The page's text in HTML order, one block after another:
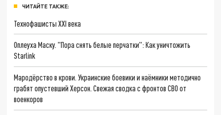
ЧИТАЙТЕ ТАКЖЕ:
Технофашисты XXI века
Оплеуха Маску. "Пора снять белые перчатки": Как уничтожить
Starlink
Мародёрство в крови. Украинские боевики и наёмники методично
грабят опустевший Херсон. Свежая сводка с фронтов СВО от
военкоров